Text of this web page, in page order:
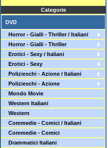
Categorie
DVD
Horror - Gialli - Thriller / Italiani
Horror - Gialli - Thriller
Erotici - Sexy / Italiani
Erotici - Sexy
Polizieschi - Azione / Italiani
Polizieschi - Azione
Mondo Movie
Western Italiani
Western
Commedie - Comici / Italiani
Commedie - Comici
Drammatici Italiani